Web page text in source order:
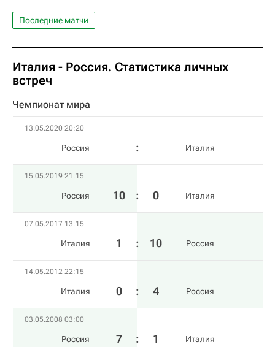
Последние матчи
Италия - Россия. Статистика личных
встреч
Чемпионат мира
13.05.2020 20:20
Россия Италия
15.05.2019 21:15
Россия 10 : 0 Италия
07.05.2017 13:15
Италия 1 : 10 Россия
14.05.2012 22:15
Италия 0 : 4 Россия
03.05.2008 03:00
Россия 7 : 1 Италия